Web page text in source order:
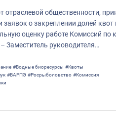
отраслевой общественности,
заявок о закреплении долей
оценку работе Комиссий по
Заместитель руководителя…
#Водные биоресурсы #Квоты
#ВАРПЭ #Росрыболовство #Комиссия